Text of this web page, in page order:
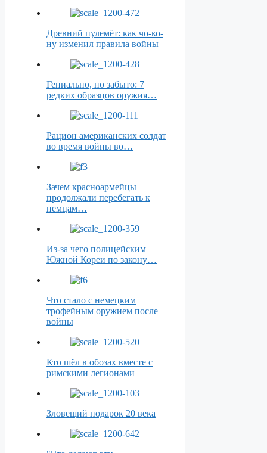
Древний пулемёт: как чо-ко-
ну изменил правила войны
Гениально, но забыто: 7
редких образцов оружия…
Рацион американских солдат
во время войны во…
Зачем красноармейцы
продолжали перебегать к
немцам…
Из-за чего полицейским
Южной Кореи по закону…
Что стало с немецким
трофейным оружием после
войны
Кто шёл в обозах вместе с
римскими легионами
Зловещий подарок 20 века